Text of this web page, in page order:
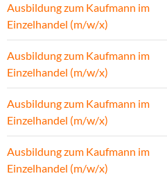
Ausbildung zum Kaufmann im
Einzelhandel (m/w/x)
Ausbildung zum Kaufmann im
Einzelhandel (m/w/x)
Ausbildung zum Kaufmann im
Einzelhandel (m/w/x)
Ausbildung zum Kaufmann im
Einzelhandel (m/w/x)